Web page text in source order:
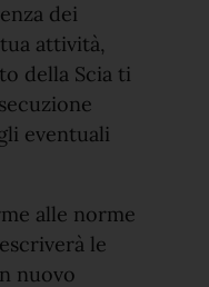
dei
attività,
della Scia ti
eventuali
alle norme
le
nuovo